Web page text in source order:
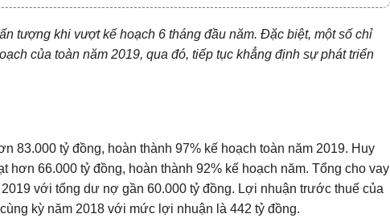
tượng khi vượt kế hoạch 6 tháng đầu năm. Đặc biệt, một số chỉ
của toàn năm 2019, qua đó, tiếp tục khẳng định sự phát triển
83.000 tỷ đồng, hoàn thành 97% kế hoạch toàn năm 2019. Huy
66.000 tỷ đồng, hoàn thành 92% kế hoạch năm. Tổng cho vay
với tổng dư nợ gần 60.000 tỷ đồng. Lợi nhuận trước thuế của
kỳ năm 2018 với mức lợi nhuận là 442 tỷ đồng.